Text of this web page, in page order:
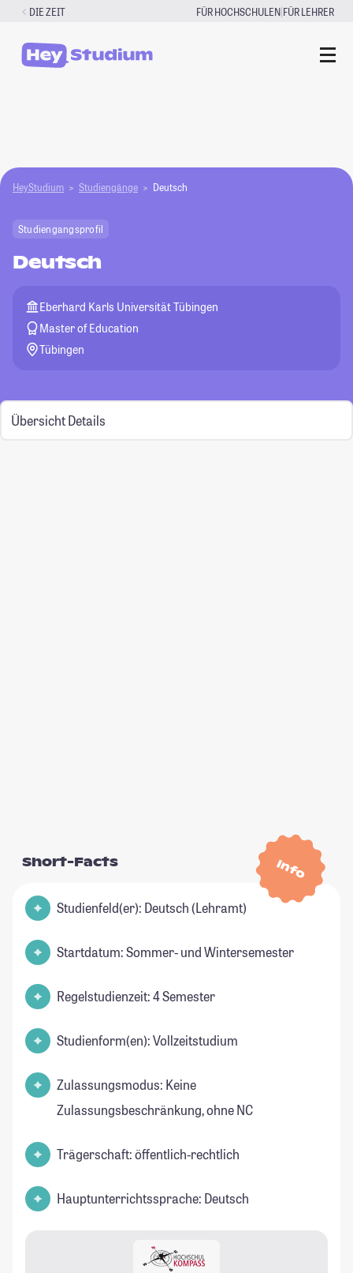
Zum
springen
DIE ZEIT FÜR HOCHSCHULEN|FÜR LEHRER
HeyStudium Studiengänge Deutsch
Studiengangsprofil
Deutsch
Eberhard Karls Universität Tübingen
Master of Education
Tübingen
Übersicht Details
Info
Short-Facts
Studienfeld(er): Deutsch (Lehramt)
Startdatum: Sommer- und Wintersemester
Regelstudienzeit: 4 Semester
Studienform(en): Vollzeitstudium
Zulassungsmodus: Keine
Zulassungsbeschränkung, ohne NC
Trägerschaft: öffentlich-rechtlich
Hauptunterrichtssprache: Deutsch